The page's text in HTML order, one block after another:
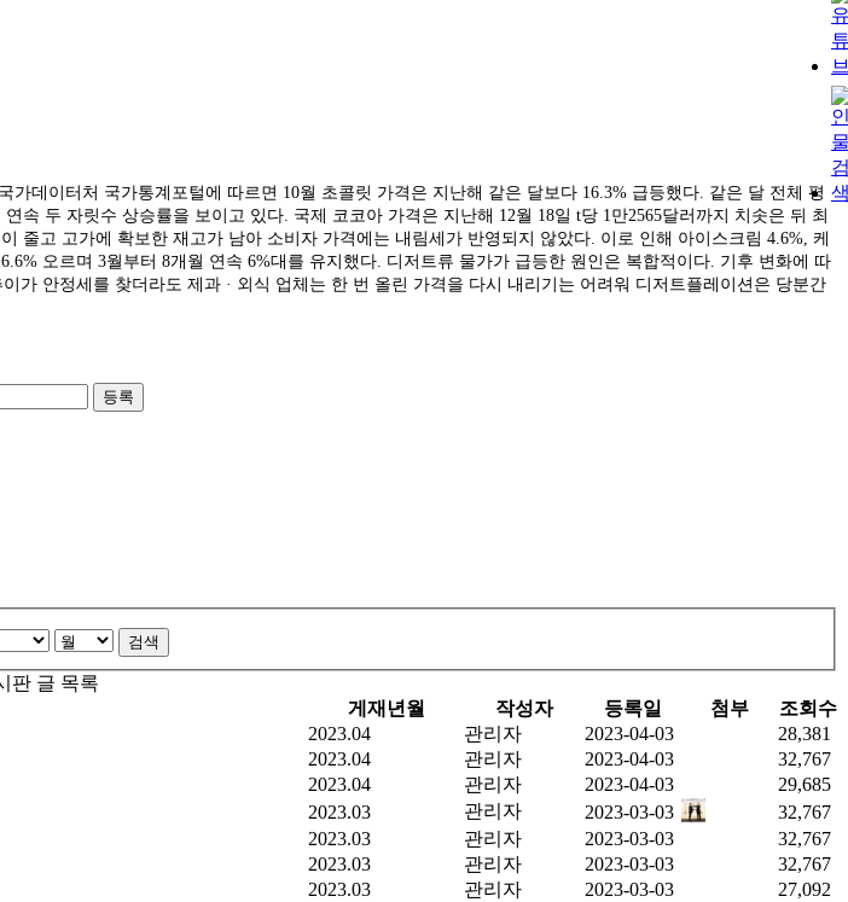
데이터처 국가통계포털에 따르면 10월 초콜릿 가격은 지난해 같은 달보다 16.3% 급등했다. 같은 달 전체 평
속 두 자릿수 상승률을 보이고 있다. 국제 코코아 가격은 지난해 12월 18일 t당 1만2565달러까지 치솟은 뒤 최
줄고 고가에 확보한 재고가 남아 소비자 가격에는 내림세가 반영되지 않았다. 이로 인해 아이스크림 4.6%, 케
오르며 3월부터 8개월 연속 6%대를 유지했다. 디저트류 물가가 급등한 원인은 복합적이다. 기후 변화에 따
가 안정세를 찾더라도 제과 · 외식 업체는 한 번 올린 가격을 다시 내리기는 어려워 디저트플레이션은 당분간
등록
검색
판 글 목록
게재년월 작성자 등록일 첨부
조회수
2023.04 관리자 2023-04-03
28,381
2023.04 관리자 2023-04-03
32,767
2023.04 관리자 2023-04-03
29,685
2023.03 관리자 2023-03-03
32,767
2023.03 관리자 2023-03-03
32,767
2023.03 관리자 2023-03-03
32,767
2023.03 관리자 2023-03-03
27,092